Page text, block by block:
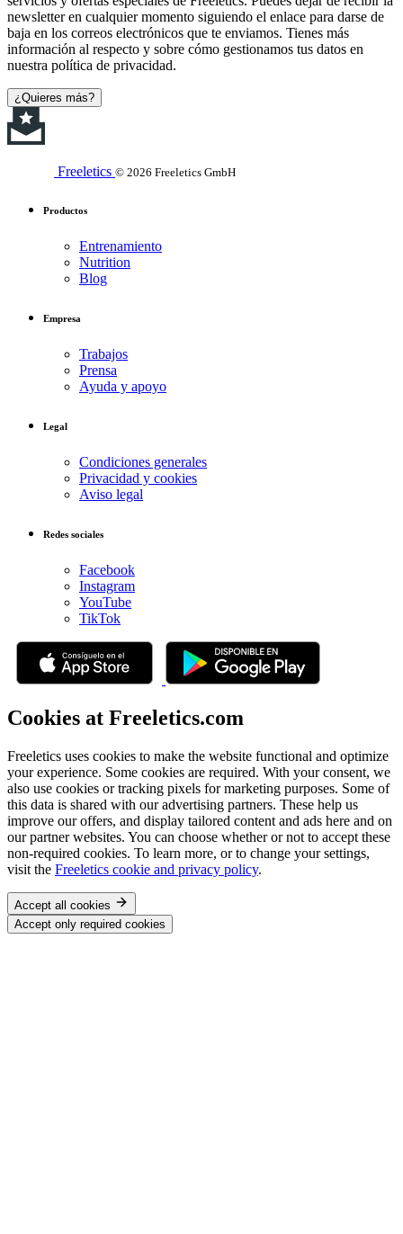
newsletter en cualquier momento siguiendo el enlace para darse de
baja en los correos electrónicos que te enviamos. Tienes más
información al respecto y sobre cómo gestionamos tus datos en
nuestra política de privacidad.
¿Quieres más?
Freeletics © 2026 Freeletics GmbH
Productos
Entrenamiento
Nutrition
Blog
Empresa
Trabajos
Prensa
Ayuda y apoyo
Legal
Condiciones generales
Privacidad y cookies
Aviso legal
Redes sociales
Facebook
Instagram
YouTube
TikTok
Cookies at Freeletics.com
Freeletics uses cookies to make the website functional and optimize
your experience. Some cookies are required. With your consent, we
also use cookies or tracking pixels for marketing purposes. Some of
this data is shared with our advertising partners. These help us
improve our offers, and display tailored content and ads here and on
our partner websites. You can choose whether or not to accept these
non-required cookies. To learn more, or to change your settings,
visit the Freeletics cookie and privacy policy.
Accept all cookies
Accept only required cookies